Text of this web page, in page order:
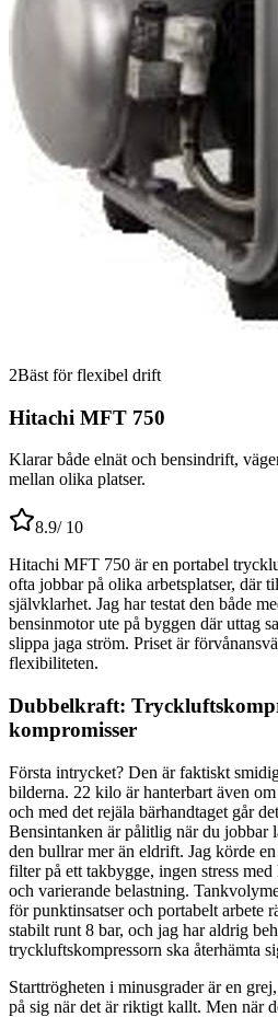
2Bäst för flexibel drift
Hitachi MFT 750
Klarar både elnät och bensindrift,
mellan olika platser.
8.9/ 10
Hitachi MFT 750 är en portabel
ofta jobbar på olika arbetsplatser, där
självklarhet. Jag har testat den både
bensinmotor ute på byggen där uttag
slippa jaga ström. Priset är
flexibiliteten.
Dubbelkraft:
kompromisser
Första intrycket? Den är faktiskt
bilderna. 22 kilo är hanterbart även
och med det rejäla bärhandtaget går
Bensintanken är pålitlig när du jobbar
den bullrar mer än eldrift. Jag körde
filter på ett takbygge, ingen stress
och varierande belastning.
för punktinsatser och portabelt arbete
stabilt runt 8 bar, och jag har aldrig
tryckluftskompressorn ska återhämta
Starttrögheten i minusgrader är en
på sig när det är riktigt kallt. Men när